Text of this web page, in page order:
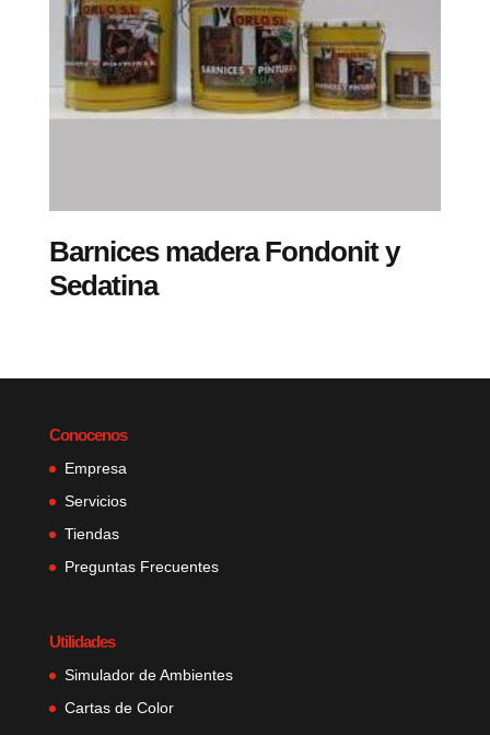
Barnices madera Fondonit y
Sedatina
Conocenos
Empresa
Servicios
Tiendas
Preguntas Frecuentes
Utilidades
Simulador de Ambientes
Cartas de Color